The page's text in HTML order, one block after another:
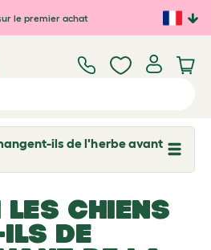
principal
le premier achat
ils de l'herbe avant
LES CHIENS
DE